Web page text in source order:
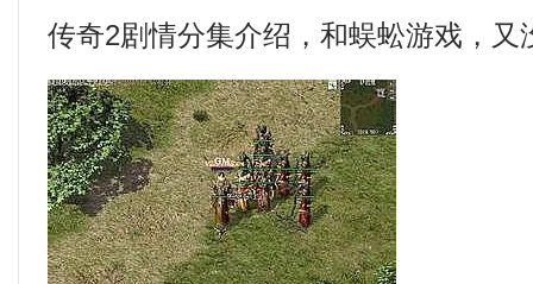
传奇2剧情分集介绍，和蜈蚣游戏，又